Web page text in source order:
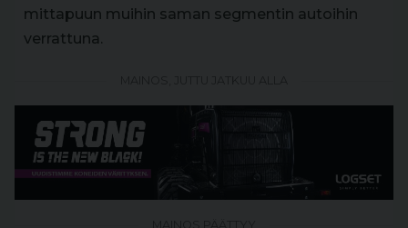
mittapuun muihin saman segmentin autoihin
verrattuna.